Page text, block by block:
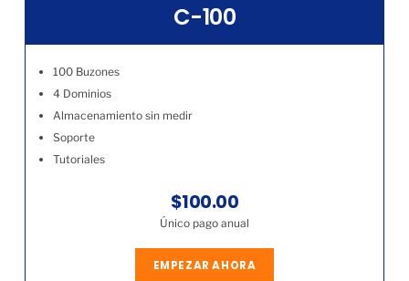
C-100
100 Buzones
4 Dominios
Almacenamiento sin medir
Soporte
Tutoriales
$100.00
Único pago anual
EMPEZAR AHORA